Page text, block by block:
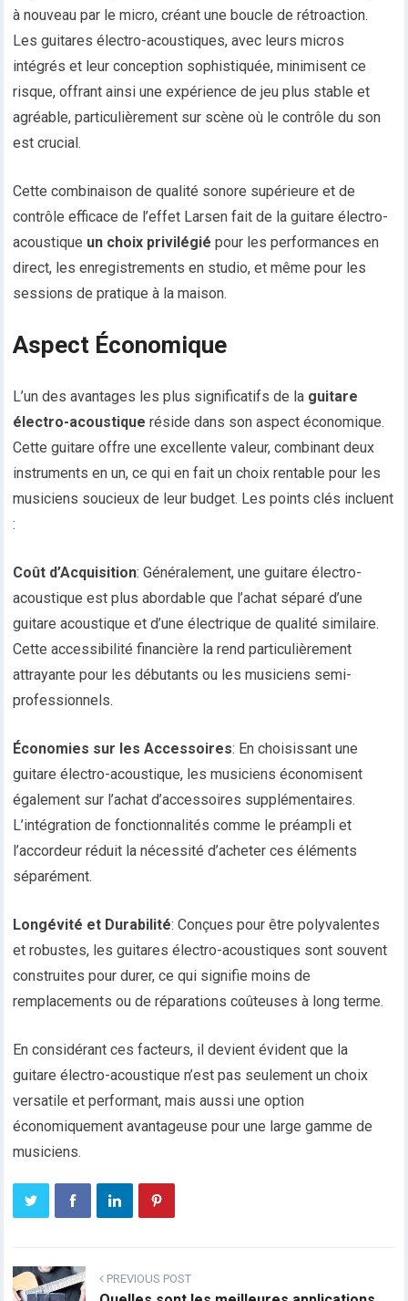
à nouveau par le micro, créant une boucle de rétroaction.
Les guitares électro-acoustiques, avec leurs micros
intégrés et leur conception sophistiquée, minimisent ce
risque, offrant ainsi une expérience de jeu plus stable et
agréable, particulièrement sur scène où le contrôle du son
est crucial.
Cette combinaison de qualité sonore supérieure et de
contrôle efficace de l’effet Larsen fait de la guitare électro-
acoustique un choix privilégié pour les performances en
direct, les enregistrements en studio, et même pour les
sessions de pratique à la maison.
Aspect Économique
L’un des avantages les plus significatifs de la guitare
électro-acoustique réside dans son aspect économique.
Cette guitare offre une excellente valeur, combinant deux
instruments en un, ce qui en fait un choix rentable pour les
musiciens soucieux de leur budget. Les points clés incluent
:
Coût d’Acquisition: Généralement, une guitare électro-
acoustique est plus abordable que l’achat séparé d’une
guitare acoustique et d’une électrique de qualité similaire.
Cette accessibilité financière la rend particulièrement
attrayante pour les débutants ou les musiciens semi-
professionnels.
Économies sur les Accessoires: En choisissant une
guitare électro-acoustique, les musiciens économisent
également sur l’achat d’accessoires supplémentaires.
L’intégration de fonctionnalités comme le préampli et
l’accordeur réduit la nécessité d’acheter ces éléments
séparément.
Longévité et Durabilité: Conçues pour être polyvalentes
et robustes, les guitares électro-acoustiques sont souvent
construites pour durer, ce qui signifie moins de
remplacements ou de réparations coûteuses à long terme.
En considérant ces facteurs, il devient évident que la
guitare électro-acoustique n’est pas seulement un choix
versatile et performant, mais aussi une option
économiquement avantageuse pour une large gamme de
musiciens.
PREVIOUS POST